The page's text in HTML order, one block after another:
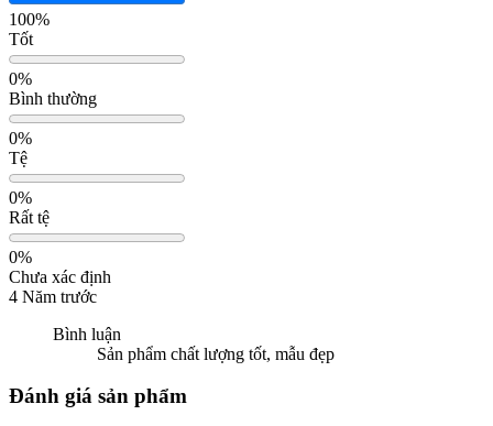
100%
Tốt
0%
Bình thường
0%
Tệ
0%
Rất tệ
0%
Chưa xác định
4 Năm trước
Bình luận
Sản phẩm chất lượng tốt, mẫu đẹp
Đánh giá sản phẩm